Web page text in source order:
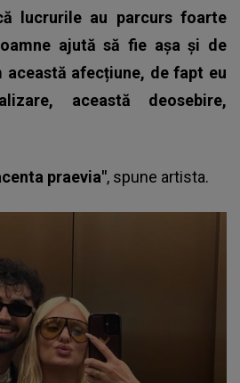
lucrurile au parcurs foarte
ajută să fie așa și de
această afecțiune, de fapt eu
această deosebire,
praevia", spune artista.